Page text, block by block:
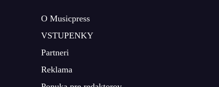
O Musicpress
VSTUPENKY
Partneri
Reklama